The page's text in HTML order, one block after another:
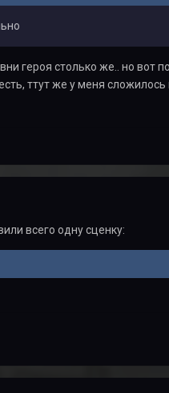
героя столько же.. но вот
ттут же у меня
всего одну сценку: